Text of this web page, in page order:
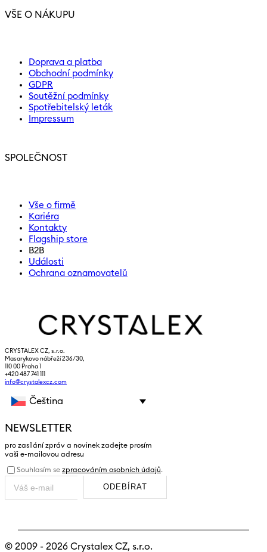
VŠE O NÁKUPU
Doprava a platba
Obchodní podmínky
GDPR
Soutěžní podmínky
Spotřebitelský leták
Impressum
SPOLEČNOST
Vše o firmě
Kariéra
Kontakty
Flagship store
B2B
Události
Ochrana oznamovatelů
CRYSTALEX CZ, s.r.o.
Masarykovo nábřeží 236/30,
110 00 Praha 1
+420 487 741 111
info@crystalexcz.com
Čeština
NEWSLETTER
pro zasílání zpráv a novinek zadejte prosím
vaši e-mailovou adresu
Souhlasím se zpracováním osobních údajů.
ODEBÍRAT
© 2009 - 2026 Crystalex CZ, s.r.o.